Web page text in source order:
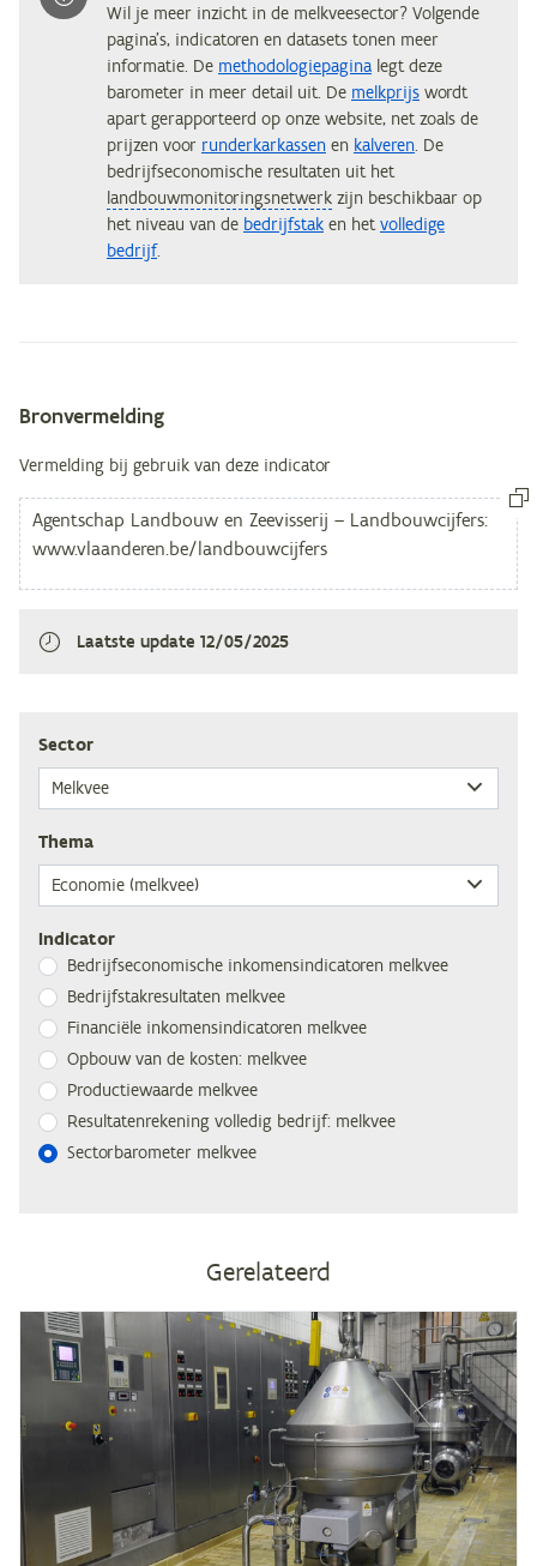
Wil je meer inzicht in de melkveesector? Volgende
pagina’s, indicatoren en datasets tonen meer
informatie. De methodologiepagina legt deze
barometer in meer detail uit. De melkprijs wordt
apart gerapporteerd op onze website, net zoals de
prijzen voor runderkarkassen en kalveren . De
bedrijfseconomische resultaten uit het
landbouwmonitoringsnetwerk zijn beschikbaar op
het niveau van de bedrijfstak en het volledige
bedrijf.
Metagegevens
Bronvermelding
Vermelding bij gebruik van deze indicator
Laatste update 12/05/2025
Sec­tor
The­ma
Indicator
Be­drijfs­eco­no­mi­sche in­ko­mens­in­di­ca­to­ren melkvee
Be­drijfs­tak­re­sul­ta­ten melkvee
Fi­nan­ci­ë­le in­ko­mens­in­di­ca­to­ren melkvee
Op­bouw van de kos­ten: melkvee
Pro­duc­tie­waar­de melkvee
Re­sul­ta­ten­re­ke­ning vol­le­dig be­drijf: melkvee
Sec­tor­ba­ro­me­ter melkvee
Gerelateerd